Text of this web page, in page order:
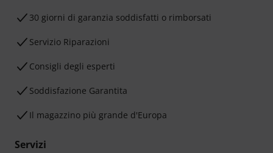
30 giorni di garanzia soddisfatti o rimborsati
Servizio Riparazioni
Consigli degli esperti
Soddisfazione Garantita
Il magazzino più grande d'Europa
Servizi